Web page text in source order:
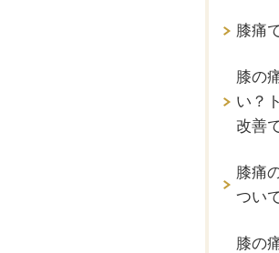
膝痛
膝の
い？
改善
膝痛
つい
膝の